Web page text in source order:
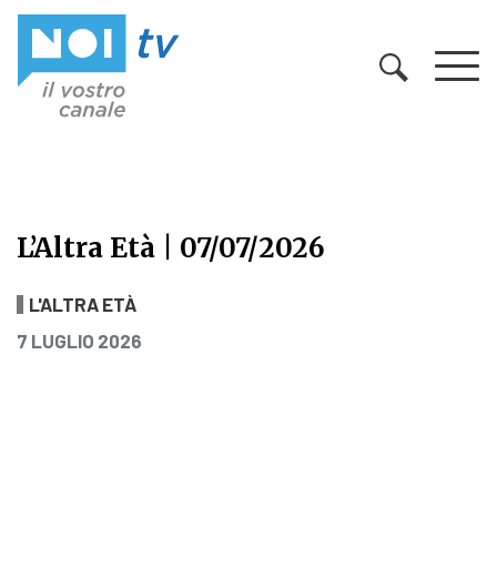
L’Altra Età | 07/07/2026
L’Altra Età | 07/07/2026
L'ALTRA ETÀ
PUBBLICATO IL
7 LUGLIO 2026